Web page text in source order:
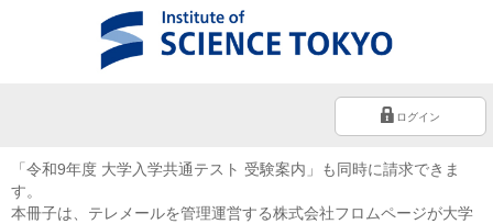
ログイン
「令和9年度 大学入学共通テスト 受験案内」も同時に請求できま
す。
本冊子は、テレメールを管理運営する株式会社フロムページが大学